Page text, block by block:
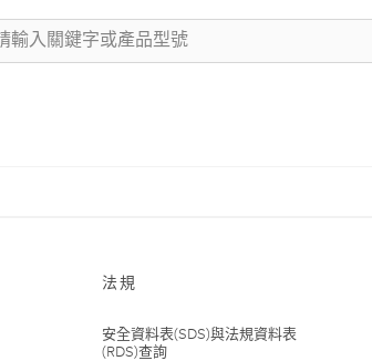
法規
安全資料表(SDS)與法規資料表
(RDS)查詢